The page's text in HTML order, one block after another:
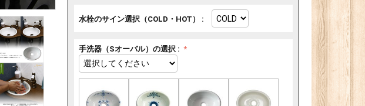
水栓のサイン選択（COLD・HOT） :
手洗器（Sオーバル）の選択 :